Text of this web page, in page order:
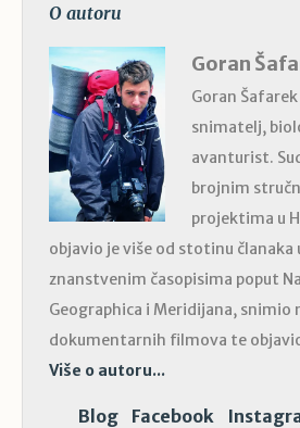
O autoru
Goran
Goran
snimatelj,
avanturist.
brojnim
projektima u
objavio je više od stotinu članaka
znanstvenim časopisima poput
Geographica i Meridijana, snimio
dokumentarnih filmova te
Više o autoru...
Blog Facebook